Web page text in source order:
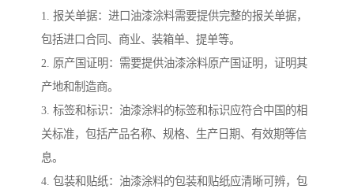
1. 报关单据：进口油漆涂料需要提供完整的报关单据，
包括进口合同、商业、装箱单、提单等。
2. 原产国证明：需要提供油漆涂料原产国证明，证明其
产地和制造商。
3. 标签和标识：油漆涂料的标签和标识应符合中国的相
关标准，包括产品名称、规格、生产日期、有效期等信
息。
4. 包装和贴纸：油漆涂料的包装和贴纸应清晰可辨，包